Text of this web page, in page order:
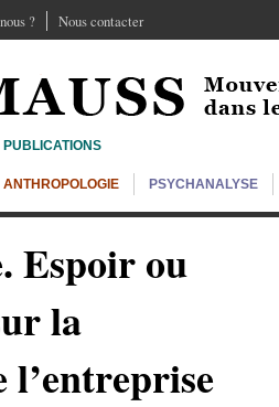
? Nous contacter
PUBLICATIONS
ANTHROPOLOGIE PSYCHANALYSE
Espoir ou
la
l’entreprise